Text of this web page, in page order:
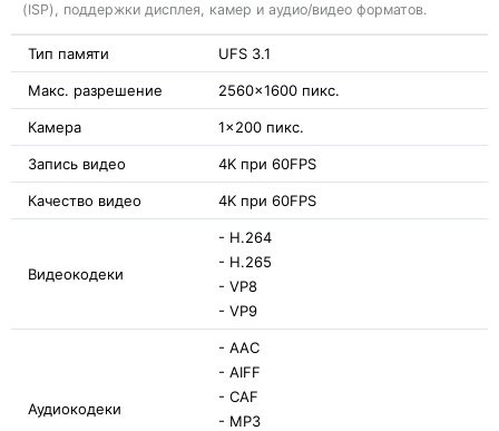
(ISP), поддержки дисплея, камер и аудио/видео форматов.
Тип памяти UFS 3.1
Макс. разрешение 2560x1600 пикс.
Камера 1x200 пикс.
Запись видео 4K при 60FPS
Качество видео 4K при 60FPS
Видеокодеки
- H.264
- H.265
- VP8
- VP9
Аудиокодеки
- AAC
- AIFF
- CAF
- MP3